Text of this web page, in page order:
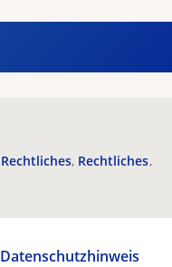
Rechtliches Rechtliches
Datenschutzhinweis